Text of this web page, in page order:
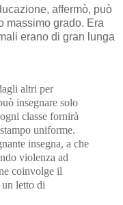
affermò, può
massimo grado. Era
erano di gran lunga
altri per
insegnare solo
classe fornirà
uniforme.
insegna, a che
violenza ad
coinvolge il
letto di